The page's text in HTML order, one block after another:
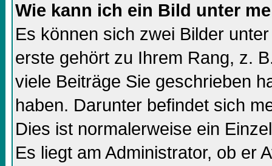
Wie kann ich ein Bild unter
Es können sich zwei Bilder
erste gehört zu Ihrem Rang, z.
viele Beiträge Sie geschrieben
haben. Darunter befindet sich
Dies ist normalerweise ein
Es liegt am Administrator, ob er